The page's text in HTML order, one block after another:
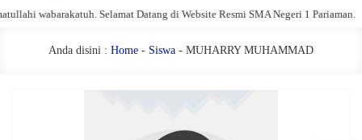
wabarakatuh. Selamat Datang di Website Resmi SMA Negeri 1 Pariaman.
Anda disini : Home - Siswa - MUHARRY MUHAMMAD